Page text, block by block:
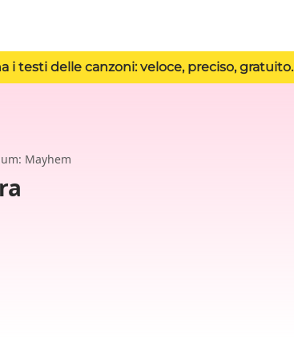
i testi delle canzoni: veloce, preciso, gratuito.
Mayhem